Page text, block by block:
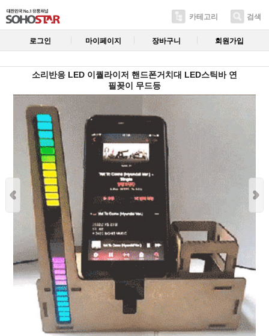
카테고리 검색
로그인 마이페이지 장바구니 회원가입
소리반응 LED 이퀄라이저 핸드폰거치대 LED스틱바 연
필꽂이 무드등